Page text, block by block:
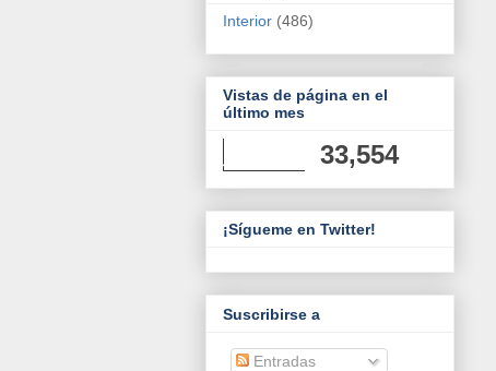
Interior (486)
Vistas de página en el
último mes
33,554
¡Sígueme en Twitter!
Suscribirse a
Entradas